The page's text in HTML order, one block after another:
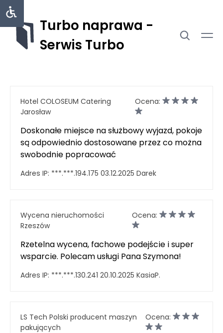
Turbo naprawa -
Serwis Turbo
Hotel COLOSEUM Catering
Jarosław
Ocena:
Doskonałe miejsce na służbowy wyjazd, pokoje
są odpowiednio dostosowane przez co można
swobodnie popracować
Adres IP: ***.***.194.175 03.12.2025 Darek
Wycena nieruchomości
Rzeszów
Ocena:
Rzetelna wycena, fachowe podejście i super
wsparcie. Polecam usługi Pana Szymona!
Adres IP: ***.***.130.241 20.10.2025 KasiaP.
LS Tech Polski producent maszyn
pakujących
Ocena: